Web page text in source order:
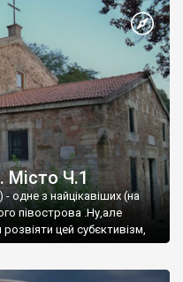
Місто Ч.1
одне з найцікавіших (на
півострова .Ну,але
цей субєктивізм,